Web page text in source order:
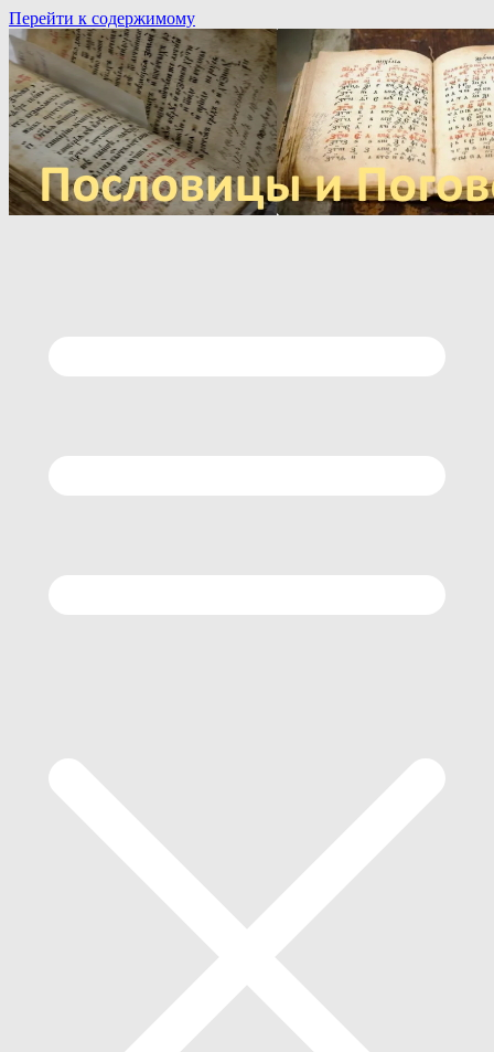
Перейти к содержимому